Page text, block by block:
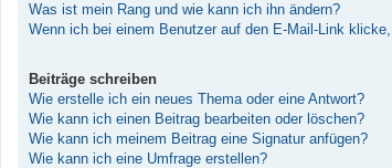
Was ist mein Rang und wie kann ich ihn ändern?
Wenn ich bei einem Benutzer auf den E-Mail-Link
Beiträge schreiben
Wie erstelle ich ein neues Thema oder eine Antwort?
Wie kann ich einen Beitrag bearbeiten oder löschen?
Wie kann ich meinem Beitrag eine Signatur anfügen?
Wie kann ich eine Umfrage erstellen?